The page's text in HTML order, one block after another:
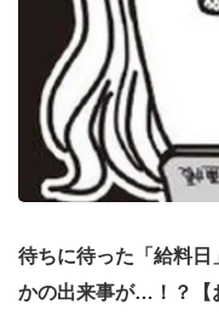
待ちに待った「給料日
かの出来事が…！？【